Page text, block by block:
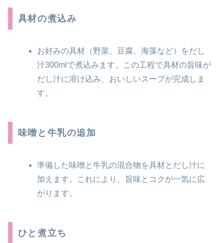
具材の煮込み
お好みの具材（野菜、豆腐、海藻など）をだし
汁300mlで煮込みます。この工程で具材の旨味が
だし汁に溶け込み、おいしいスープが完成しま
す。
味噌と牛乳の追加
準備した味噌と牛乳の混合物を具材とだし汁に
加えます。これにより、旨味とコクが一気に広
がります。
ひと煮立ち